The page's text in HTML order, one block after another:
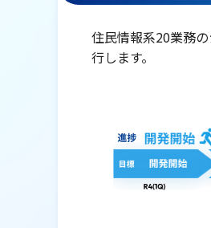
住民情報系20業務
行します。